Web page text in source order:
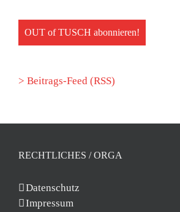
> Beitrags-Feed (RSS)
RECHTLICHES / ORGA
Datenschutz
Impressum